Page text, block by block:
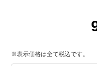
※表示価格は全て税込です。